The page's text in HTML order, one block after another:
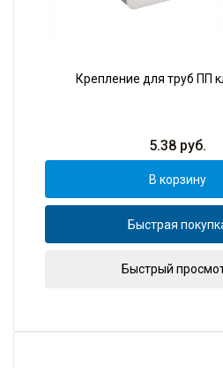
Крепление для труб ПП
5.38руб.
В корзину
Быстрая
Быстрый